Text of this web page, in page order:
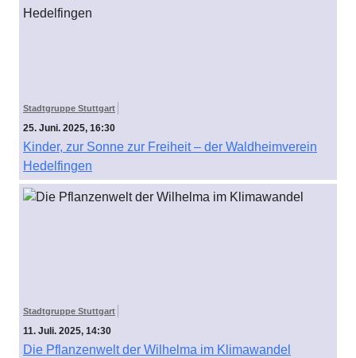
Stadtgruppe Stuttgart
25. Juni. 2025, 16:30
Kinder, zur Sonne zur Freiheit – der Waldheimverein
Hedelfingen
Stadtgruppe Stuttgart
11. Juli. 2025, 14:30
Die Pflanzenwelt der Wilhelma im Klimawandel